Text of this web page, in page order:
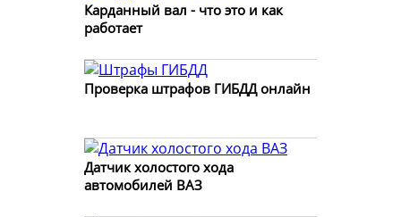
Карданный вал - что это и как
работает
Проверка штрафов ГИБДД онлайн
Датчик холостого хода
автомобилей ВАЗ